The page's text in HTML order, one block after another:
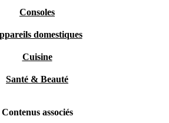
Consoles
domestiques
Cuisine
Santé & Beauté
Contenus associés